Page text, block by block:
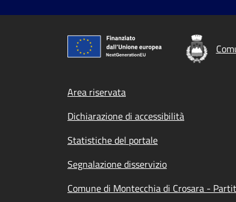
Footer menu
Area riservata
Dichiarazione di accessibilità
Statistiche del portale
Segnalazione disservizio
Comune di Montecchia di Crosara -